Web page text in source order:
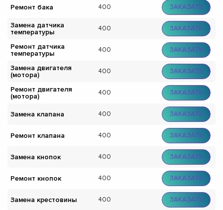
Ремонт бака 400 ЗАКАЗАТЬ
Замена датчика
температуры
400 ЗАКАЗАТЬ
Ремонт датчика
температуры
400 ЗАКАЗАТЬ
Замена двигателя
(мотора)
400 ЗАКАЗАТЬ
Ремонт двигателя
(мотора)
400 ЗАКАЗАТЬ
Замена клапана 400 ЗАКАЗАТЬ
Ремонт клапана 400 ЗАКАЗАТЬ
Замена кнопок 400 ЗАКАЗАТЬ
Ремонт кнопок 400 ЗАКАЗАТЬ
Замена крестовины 400 ЗАКАЗАТЬ